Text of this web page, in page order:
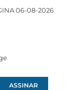
ASSINAR